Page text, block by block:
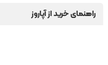
راهنمای خرید از آپاروز